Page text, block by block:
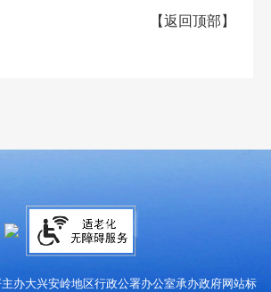
【返回顶部 】
办大兴安岭地区行政公署办公室承办政府网站标